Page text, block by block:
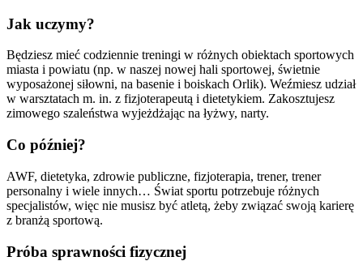
Jak uczymy?
Będziesz mieć codziennie treningi w różnych obiektach sportowych
miasta i powiatu (np. w naszej nowej hali sportowej, świetnie
wyposażonej siłowni, na basenie i boiskach Orlik). Weźmiesz udział
w warsztatach m. in. z fizjoterapeutą i dietetykiem. Zakosztujesz
zimowego szaleństwa wyjeżdżając na łyżwy, narty.
Co później?
AWF, dietetyka, zdrowie publiczne, fizjoterapia, trener, trener
personalny i wiele innych… Świat sportu potrzebuje różnych
specjalistów, więc nie musisz być atletą, żeby związać swoją karierę
z branżą sportową.
Próba sprawności fizycznej